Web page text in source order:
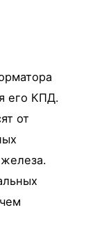
его КПД.
от